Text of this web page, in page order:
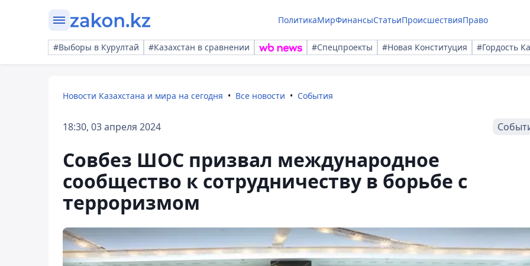
ПолитикаМирФинансыСтатьиПроисшествияПраво
#Выборы в Курултай #Казахстан в сравнении #Спецпроекты #Новая Конституция #Гордость
Новости Казахстана и мира на сегодня Все новости События
18:30, 03 апреля 2024
Совбез ШОС призвал международное
сообщество к сотрудничеству в борьбе с
терроризмом